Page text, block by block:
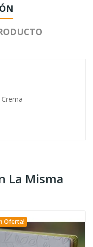
La Misma
Oferta!